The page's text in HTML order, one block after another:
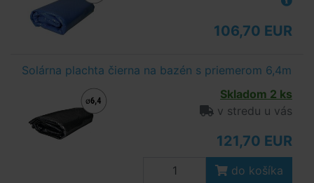
106,70 EUR
Solárna plachta čierna na bazén s priemerom 6,4m
Skladom 2 ks
v stredu u vás
121,70 EUR
do košíka